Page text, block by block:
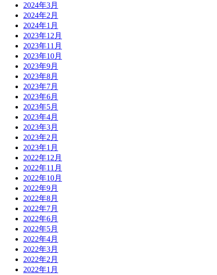
2024年3月
2024年2月
2024年1月
2023年12月
2023年11月
2023年10月
2023年9月
2023年8月
2023年7月
2023年6月
2023年5月
2023年4月
2023年3月
2023年2月
2023年1月
2022年12月
2022年11月
2022年10月
2022年9月
2022年8月
2022年7月
2022年6月
2022年5月
2022年4月
2022年3月
2022年2月
2022年1月